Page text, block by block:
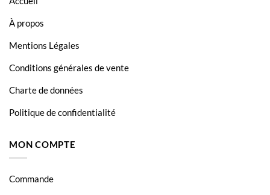
À propos
Mentions Légales
Conditions générales de vente
Charte de données
Politique de confidentialité
MON COMPTE
Commande